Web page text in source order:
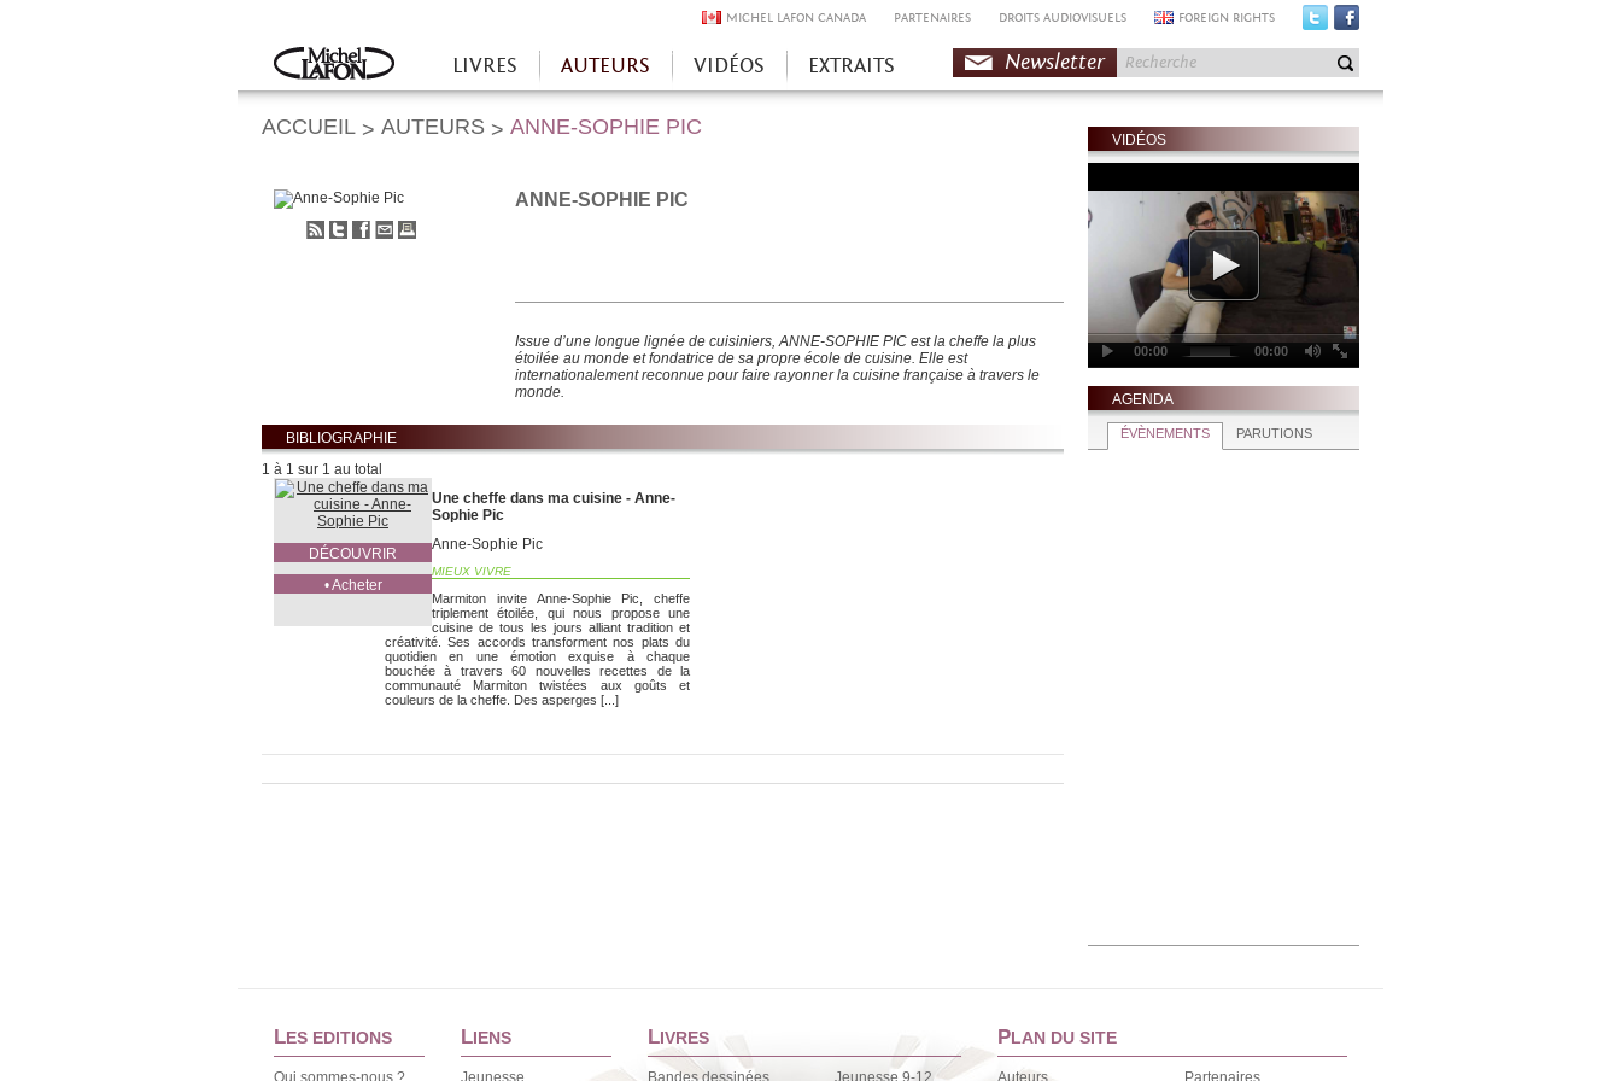
MICHEL LAFON CANADA PARTENAIRES DROITS AUDIOVISUELS FOREIGN RIGHTS
Accueil
LIVRES AUTEURS VIDÉOS EXTRAITS Newsletter
ACCUEIL > AUTEURS > ANNE-SOPHIE PIC
ANNE-SOPHIE PIC
Issue d’une longue lignée de cuisiniers, ANNE-SOPHIE PIC est la cheffe la plus
étoilée au monde et fondatrice de sa propre école de cuisine. Elle est
internationalement reconnue pour faire rayonner la cuisine française à travers le
monde.
BIBLIOGRAPHIE
1 à 1 sur 1 au total
DÉCOUVRIR
• Acheter
Une cheffe dans ma cuisine - Anne-
Sophie Pic
Anne-Sophie Pic
MIEUX VIVRE
Marmiton invite Anne-Sophie Pic, cheffe
triplement étoilée, qui nous propose une
cuisine de tous les jours alliant tradition et
créativité. Ses accords transforment nos plats du
quotidien en une émotion exquise à chaque
bouchée à travers 60 nouvelles recettes de la
communauté Marmiton twistées aux goûts et
couleurs de la cheffe. Des asperges [...]
VIDÉOS
AGENDA
ÉVÈNEMENTS PARUTIONS
LES EDITIONS
Qui sommes-nous ?
LIENS
Jeunesse
LIVRES
Bandes dessinées Jeunesse 9-12
PLAN DU SITE
Auteurs Partenaires